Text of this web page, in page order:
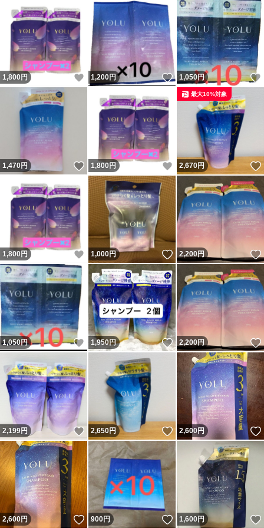
1,800円 いいね！
1,200円 いいね！
1,050円
1,470円 いいね！
1,800円 いいね！
2,670円
最大10%対象
1,800円 いいね！
1,000円 いいね！
2,200円
1,050円 いいね！
1,950円 いいね！
2,200円
2,199円 いいね！
2,650円 いいね！
2,600円
2,600円 いいね！
900円 いいね！
1,600円